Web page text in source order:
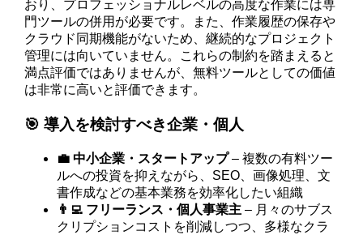
おり、プロフェッショナルレベルの高度な作業には専
門ツールの併用が必要です。また、作業履歴の保存や
クラウド同期機能がないため、継続的なプロジェクト
管理には向いていません。これらの制約を踏まえると
満点評価ではありませんが、無料ツールとしての価値
は非常に高いと評価できます。
🎯 導入を検討すべき企業・個人
💼 中小企業・スタートアップ– 複数の有料ツー
ルへの投資を抑えながら、SEO、画像処理、文
書作成などの基本業務を効率化したい組織
👨‍💻 フリーランス・個人事業主 – 月々のサブス
クリプションコストを削減しつつ、多様なクラ